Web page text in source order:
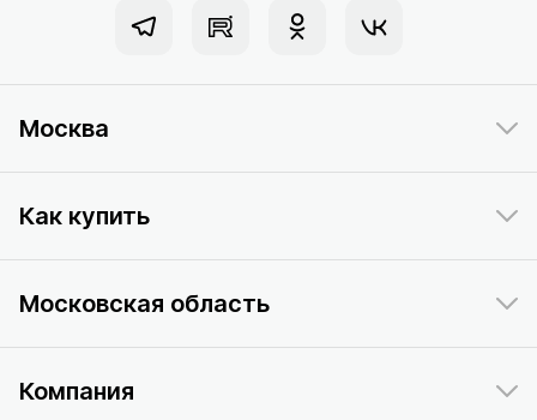
Москва
Как купить
Московская область
Компания